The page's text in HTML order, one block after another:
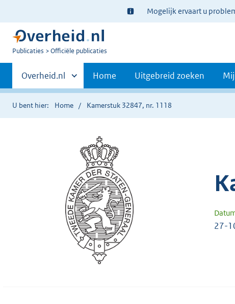
Ter
informatie:
Mogelijk ervaart u
U
Publicaties Officiële publicaties
Primaire
navigatie
Andere
sites
binnen
Overheid.nl Home Uitgebreid zoeken
U bent hier: Home Kamerstuk 32847, nr. 1118
27-